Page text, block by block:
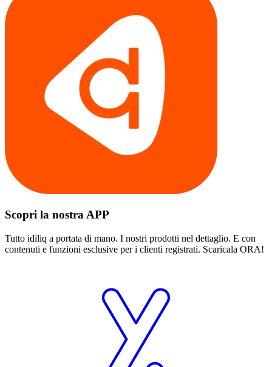
Scopri la nostra APP
Tutto idiliq a portata di mano. I nostri prodotti nel dettaglio. E con
contenuti e funzioni esclusive per i clienti registrati. Scaricala ORA!